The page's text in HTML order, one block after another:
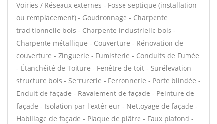
Voiries / Réseaux externes - Fosse septique (installation
ou remplacement) - Goudronnage - Charpente
traditionnelle bois - Charpente industrielle bois -
Charpente métallique - Couverture - Rénovation de
couverture - Zinguerie - Fumisterie - Conduits de Fumée
- Étanchéité de Toiture - Fenêtre de toit - Surélévation
structure bois - Serrurerie - Ferronnerie - Porte blindée -
Enduit de façade - Ravalement de façade - Peinture de
façade - Isolation par l'extérieur - Nettoyage de façade -
Habillage de façade - Plaque de plâtre - Faux plafond -